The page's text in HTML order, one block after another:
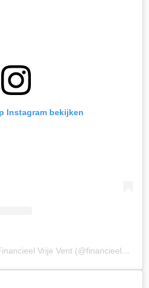
Instagram bekijken
Een bericht gedeeld door Financieel Vrije Vent (@financieelvrije_vent)